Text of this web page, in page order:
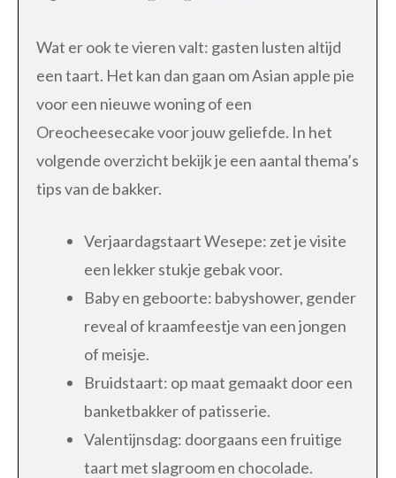
Wat er ook te vieren valt: gasten lusten altijd
een taart. Het kan dan gaan om Asian apple pie
voor een nieuwe woning of een
Oreocheesecake voor jouw geliefde. In het
volgende overzicht bekijk je een aantal thema’s
tips van de bakker.
Verjaardagstaart Wesepe: zet je visite
een lekker stukje gebak voor.
Baby en geboorte: babyshower, gender
reveal of kraamfeestje van een jongen
of meisje.
Bruidstaart: op maat gemaakt door een
banketbakker of patisserie.
Valentijnsdag: doorgaans een fruitige
taart met slagroom en chocolade.